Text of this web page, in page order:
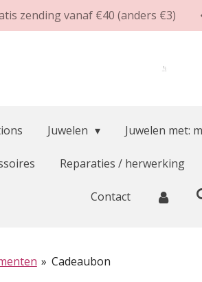
zending vanaf €40 (anders €3)
Juwelen Juwelen met:
Reparaties / herwerking
Contact
» Cadeaubon